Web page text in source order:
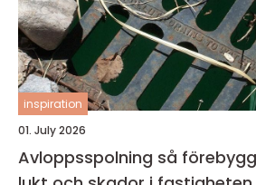
inspiration
01. July 2026
Avloppsspolning så förebygger du stopp,